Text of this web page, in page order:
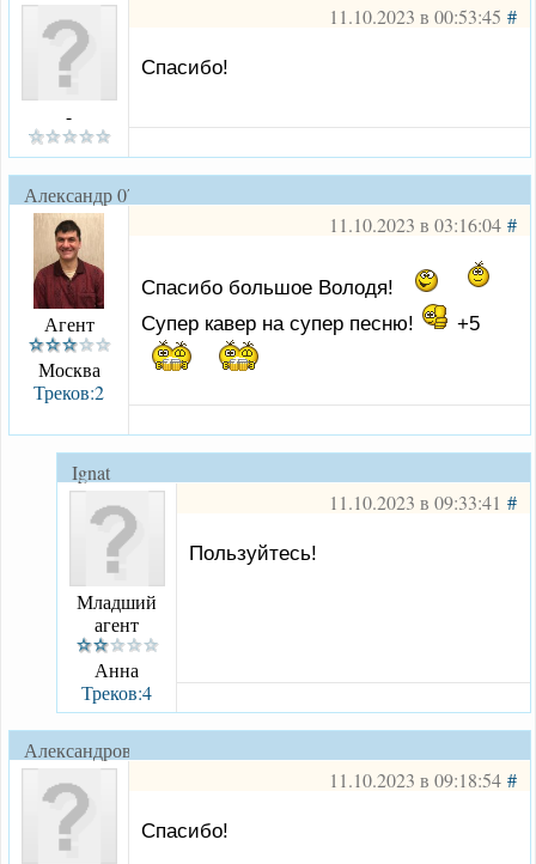
11.10.2023 в 00:53:45#
-
Спасибо!
Александр 070
11.10.2023 в 03:16:04#
Агент
Москва
Треков:2
Спасибо большое Володя!
Супер кавер на супер песню!
+5
Ignat
11.10.2023 в 09:33:41#
Младший
агент
Анна
Треков:4
Пользуйтесь!
Александровск
11.10.2023 в 09:18:54#
Спасибо!